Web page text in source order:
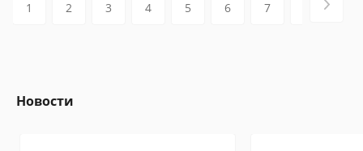
1 2 3 4 5 6 7
Новости